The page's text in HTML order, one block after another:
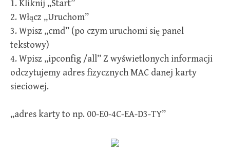
1. Kliknij „Start”
2. Włącz „Uruchom”
3. Wpisz „cmd” (po czym uruchomi się panel
tekstowy)
4. Wpisz „ipconfig /all” Z wyświetlonych informacji
odczytujemy adres fizycznych MAC danej karty
sieciowej.
„adres karty to np. 00-E0-4C-EA-D3-TY”